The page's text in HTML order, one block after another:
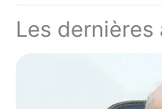
Les dernières